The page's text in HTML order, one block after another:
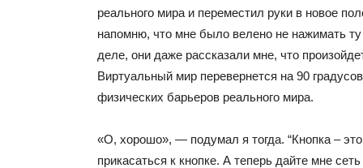
реального мира и переместил руки в новое
напомню, что мне было велено не нажимать
деле, они даже рассказали мне, что
Виртуальный мир перевернется на 90
физических барьеров реального мира.
«О, хорошо», — подумал я тогда. “Кнопка –
прикасаться к кнопке. А теперь дайте мне